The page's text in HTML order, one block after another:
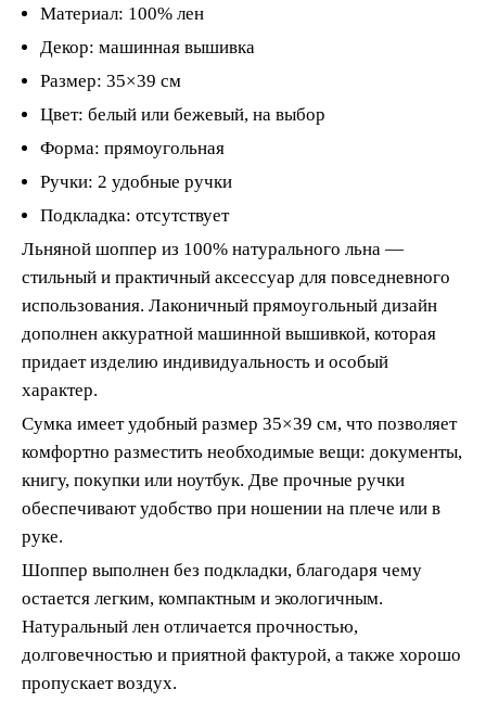
Материал: 100% лен
Декор: машинная вышивка
Размер: 35×39 см
Цвет: белый или бежевый, на выбор
Форма: прямоугольная
Ручки: 2 удобные ручки
Подкладка: отсутствует
Льняной шоппер из 100% натурального льна —
стильный и практичный аксессуар для повседневного
использования. Лаконичный прямоугольный дизайн
дополнен аккуратной машинной вышивкой, которая
придает изделию индивидуальность и особый
характер.
Сумка имеет удобный размер 35×39 см, что позволяет
комфортно разместить необходимые вещи: документы,
книгу, покупки или ноутбук. Две прочные ручки
обеспечивают удобство при ношении на плече или в
руке.
Шоппер выполнен без подкладки, благодаря чему
остается легким, компактным и экологичным.
Натуральный лен отличается прочностью,
долговечностью и приятной фактурой, а также хорошо
пропускает воздух.